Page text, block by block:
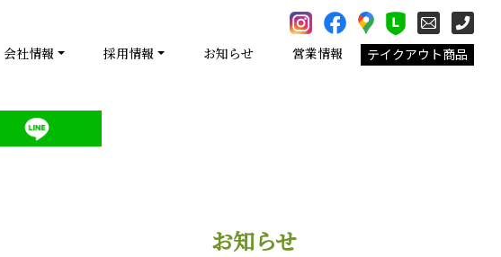
会社情報 採用情報 お知らせ 営業情報 テイクアウト商品
お知らせ